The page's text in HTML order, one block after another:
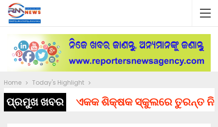
Home Today's Highlight
ପ୍ରମୁଖ ଖବରଏକକ ଶିକ୍ଷକ ସ୍କୁଲରେ ତୁରନ୍ତ ନିଯୁକ୍ତ